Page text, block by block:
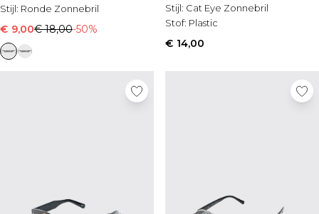
Stijl: Ronde Zonnebril
€ 9,00€ 18,00-50%
Stijl: Cat Eye Zonnebril
Stof: Plastic
€ 14,00